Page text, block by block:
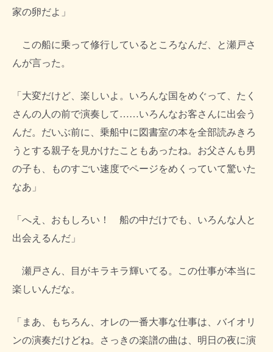
家の卵だよ」
この船に乗って修行しているところなんだ、と瀬戸さ
んが言った。
「大変だけど、楽しいよ。いろんな国をめぐって、たく
さんの人の前で演奏して……いろんなお客さんに出会う
んだ。だいぶ前に、乗船中に図書室の本を全部読みきろ
うとする親子を見かけたこともあったね。お父さんも男
の子も、ものすごい速度でページをめくっていて驚いた
なあ」
「へえ、おもしろい！ 船の中だけでも、いろんな人と
出会えるんだ」
瀬戸さん、目がキラキラ輝いてる。この仕事が本当に
楽しいんだな。
「まあ、もちろん、オレの一番大事な仕事は、バイオリ
ンの演奏だけどね。さっきの楽譜の曲は、明日の夜に演